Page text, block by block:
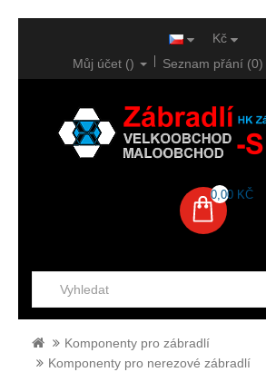
Kč
Můj účet ()
Seznam přání (0)
0,00 KČ
Komponenty pro zábradlí
Komponenty pro nerezové zábradlí